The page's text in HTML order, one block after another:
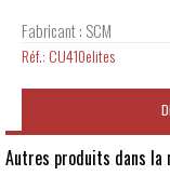
Fabricant : SCM
Réf.: CU410elites
Autres produits dans la